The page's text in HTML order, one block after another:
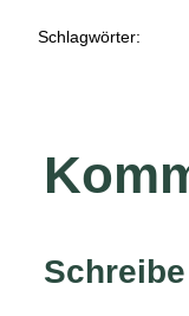
Schlagwörter: